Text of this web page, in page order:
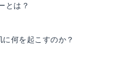
とは？
何を起こすのか？